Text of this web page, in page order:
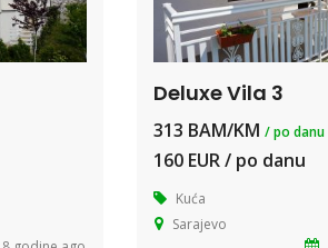
Deluxe Vila 3
313 BAM/KM / po danu
160 EUR / po danu
Kuća
Sarajevo